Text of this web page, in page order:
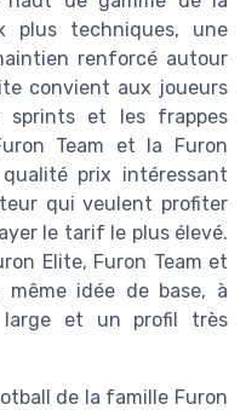
plus techniques, une
renforcé autour
convient aux joueurs
sprints et les frappes
Team et la Furon
prix intéressant
qui veulent profiter
le tarif le plus élevé.
Elite, Furon Team et
idée de base, à
et un profil très
de la famille Furon